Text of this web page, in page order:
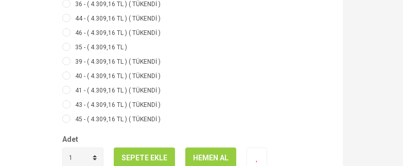
36 - ( 4.309,16 TL ) ( TÜKENDİ )
44 - ( 4.309,16 TL ) ( TÜKENDİ )
46 - ( 4.309,16 TL ) ( TÜKENDİ )
35 - ( 4.309,16 TL )
39 - ( 4.309,16 TL ) ( TÜKENDİ )
40 - ( 4.309,16 TL ) ( TÜKENDİ )
41 - ( 4.309,16 TL ) ( TÜKENDİ )
43 - ( 4.309,16 TL ) ( TÜKENDİ )
45 - ( 4.309,16 TL ) ( TÜKENDİ )
Adet
SEPETE EKLE HEMEN AL